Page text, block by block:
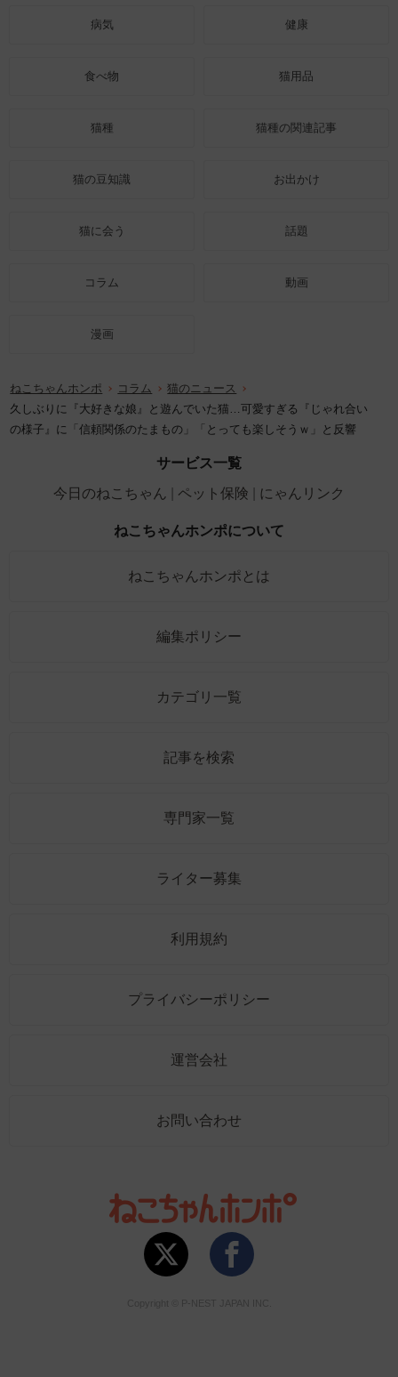
病気 健康
食べ物 猫用品
猫種 猫種の関連記事
猫の豆知識 お出かけ
猫に会う 話題
コラム 動画
漫画
ねこちゃんホンポ コラム
猫のニュース
久しぶりに『大好きな娘』と遊んでいた猫…可愛すぎる『じゃれ合い
の様子』に「信頼関係のたまもの」「とっても楽しそうｗ」と反響
サービス一覧
今日のねこちゃん
ペット保険 にゃんリンク
ねこちゃんホンポについて
ねこちゃんホンポとは
編集ポリシー
カテゴリ一覧
記事を検索
専門家一覧
ライター募集
利用規約
プライバシーポリシー
運営会社
お問い合わせ
Copyright © P-NEST JAPAN INC.